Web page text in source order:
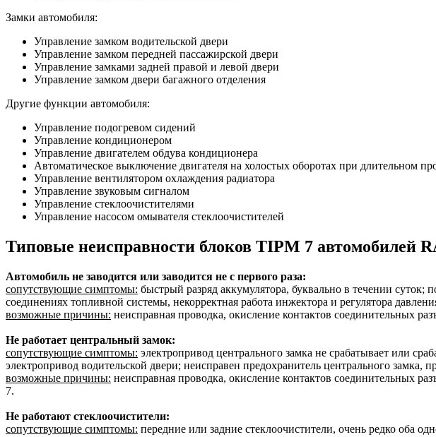
Замки автомобиля:
Управление замком водительской двери
Управление замком передней пассажирской двери
Управление замками задней правой и левой двери
Управление замком двери багажного отделения
Другие функции автомобиля:
Управление подогревом сидений
Управление кондиционером
Управление двигателем обдува кондиционера
Автоматическое выключение двигателя на холостых оборотах при длительном
Управление вентилятором охлаждения радиатора
Управление звуковым сигналом
Управление стеклоочистителями
Управление насосом омывателя стеклоочистителей
Типовые неисправности блоков TIPM 7 автомобилей
Автомобиль не заводится или заводится не с первого раза:
сопутствующие симптомы: быстрый разряд аккумулятора, буквально в течении
соединениях топливной системы, некорректная работа инжектора и регулятора
возможные причины: неисправная проводка, окисление контактов соединительных
Не работает центральный замок:
сопутствующие симптомы: электропривод центрального замка не срабатывает или
электропривод водительской двери; неисправен предохранитель центрального замка,
возможные причины: неисправная проводка, окисление контактов соединительных
7.
Не работают стеклоочистители:
сопутствующие симптомы: передние или задние стеклоочистители, очень редко оба